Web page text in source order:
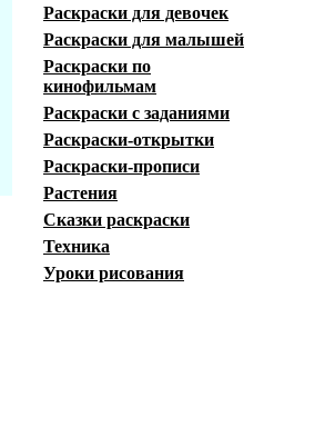
Раскраски для девочек
Раскраски для малышей
Раскраски по
кинофильмам
Раскраски с заданиями
Раскраски-открытки
Раскраски-прописи
Растения
Сказки раскраски
Техника
Уроки рисования